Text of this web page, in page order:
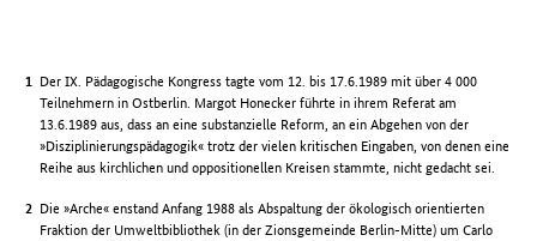
Der IX. Pädagogische Kongress tagte vom 12. bis 17.6.1989 mit über 4 000
Teilnehmern in Ostberlin. Margot Honecker führte in ihrem Referat am
13.6.1989 aus, dass an eine substanzielle Reform, an ein Abgehen von der
»Disziplinierungspädagogik« trotz der vielen kritischen Eingaben, von denen eine
Reihe aus kirchlichen und oppositionellen Kreisen stammte, nicht gedacht sei.
Die »Arche« enstand Anfang 1988 als Abspaltung der ökologisch orientierten
Fraktion der Umweltbibliothek (in der Zionsgemeinde Berlin-Mitte) um Carlo